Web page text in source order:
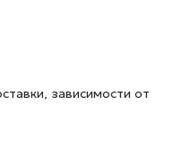
зависимости от